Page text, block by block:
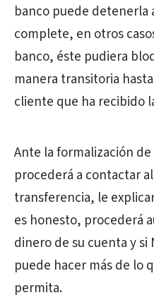
banco puede detenerla
complete, en otros
banco, éste pudiera
manera transitoria
cliente que ha recibido
Ante la formalización
procederá a contactar
transferencia, le
es honesto, procederá
dinero de su cuenta y si
puede hacer más de lo
permita.